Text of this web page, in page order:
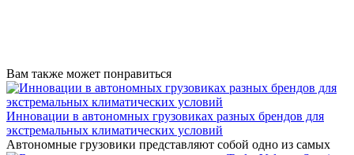
Вам также может понравиться
Инновации в автономных грузовиках разных брендов для
экстремальных климатических условий
Автономные грузовики представляют собой одно из самых